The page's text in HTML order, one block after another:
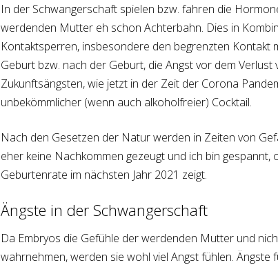
In der Schwangerschaft spielen bzw. fahren die
werdenden Mutter eh schon Achterbahn. Dies in
Kontaktsperren, insbesondere den begrenzten Kontakt
Geburt bzw. nach der Geburt, die Angst vor dem Verlust
Zukunftsängsten, wie jetzt in der Zeit der Corona
unbekömmlicher (wenn auch alkoholfreier) Cocktail.
Nach den Gesetzen der Natur werden in Zeiten von
eher keine Nachkommen gezeugt und ich bin gespannt,
Geburtenrate im nächsten Jahr 2021 zeigt.
Ängste in der Schwangerschaft
Da Embryos die Gefühle der werdenden Mutter und
wahrnehmen, werden sie wohl viel Angst fühlen. Ängste